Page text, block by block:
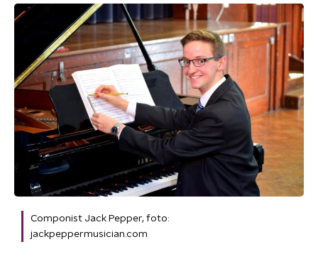
Componist Jack Pepper, foto:
jackpeppermusician.com